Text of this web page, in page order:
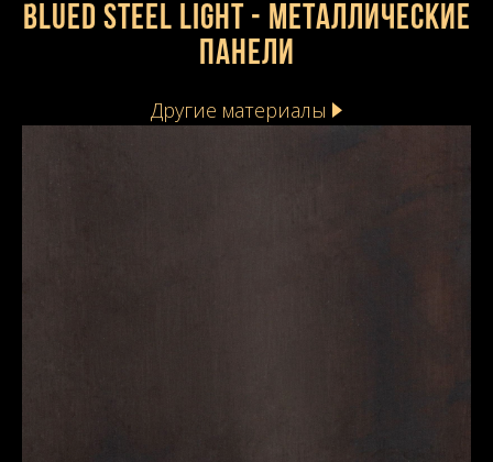
BLUED STEEL LIGHT - Металлические
панели
Другие материалы